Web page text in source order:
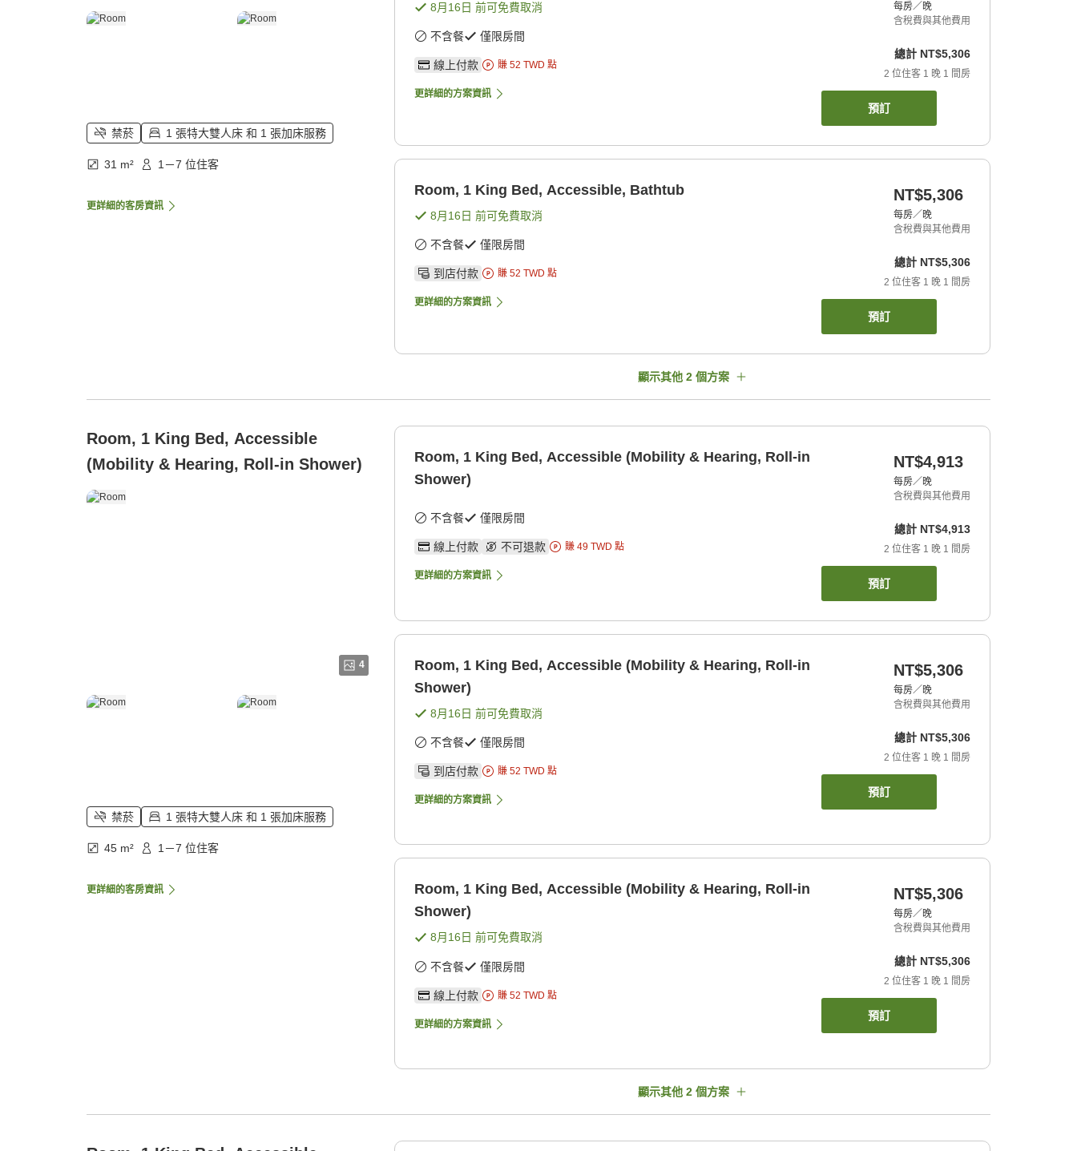
禁菸 1 張特大雙人床 和 1 張加床服務
31 m² 1－7 位住客
更詳細的客房資訊
8月16日 前可免費取消
不含餐 僅限房間
線上付款 賺 52 TWD 點
更詳細的方案資訊
每房／晚
含稅費與其他費用
總計 NT$5,306
2 位住客 1 晚 1 間房
預訂
Room, 1 King Bed, Accessible, Bathtub
8月16日 前可免費取消
不含餐 僅限房間
到店付款 賺 52 TWD 點
更詳細的方案資訊
NT$5,306
每房／晚
含稅費與其他費用
總計 NT$5,306
2 位住客 1 晚 1 間房
預訂
顯示其他 2 個方案
Room, 1 King Bed, Accessible
(Mobility & Hearing, Roll-in Shower)
4
禁菸 1 張特大雙人床 和 1 張加床服務
45 m² 1－7 位住客
更詳細的客房資訊
Room, 1 King Bed, Accessible (Mobility & Hearing, Roll-in
Shower)
不含餐 僅限房間
線上付款 不可退款 賺 49 TWD 點
更詳細的方案資訊
NT$4,913
每房／晚
含稅費與其他費用
總計 NT$4,913
2 位住客 1 晚 1 間房
預訂
Room, 1 King Bed, Accessible (Mobility & Hearing, Roll-in
Shower)
8月16日 前可免費取消
不含餐 僅限房間
到店付款 賺 52 TWD 點
更詳細的方案資訊
NT$5,306
每房／晚
含稅費與其他費用
總計 NT$5,306
2 位住客 1 晚 1 間房
預訂
Room, 1 King Bed, Accessible (Mobility & Hearing, Roll-in
Shower)
8月16日 前可免費取消
不含餐 僅限房間
線上付款 賺 52 TWD 點
更詳細的方案資訊
NT$5,306
每房／晚
含稅費與其他費用
總計 NT$5,306
2 位住客 1 晚 1 間房
預訂
顯示其他 2 個方案